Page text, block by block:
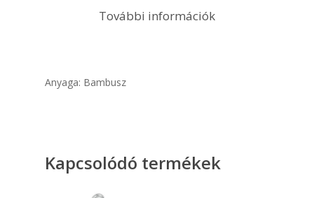
További információk
Anyaga: Bambusz
Kapcsolódó termékek